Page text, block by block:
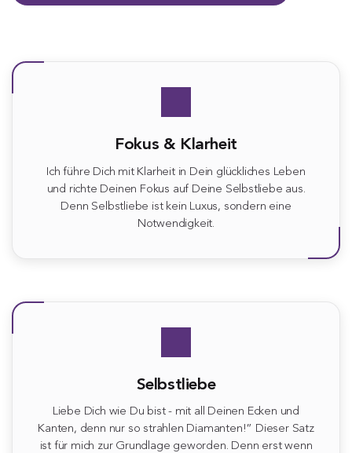
Fokus & Klarheit
Ich führe Dich mit Klarheit in Dein glückliches Leben
und richte Deinen Fokus auf Deine Selbstliebe aus.
Denn Selbstliebe ist kein Luxus, sondern eine
Notwendigkeit.
Selbstliebe
Liebe Dich wie Du bist - mit all Deinen Ecken und
Kanten, denn nur so strahlen Diamanten!” Dieser Satz
ist für mich zur Grundlage geworden. Denn erst wenn